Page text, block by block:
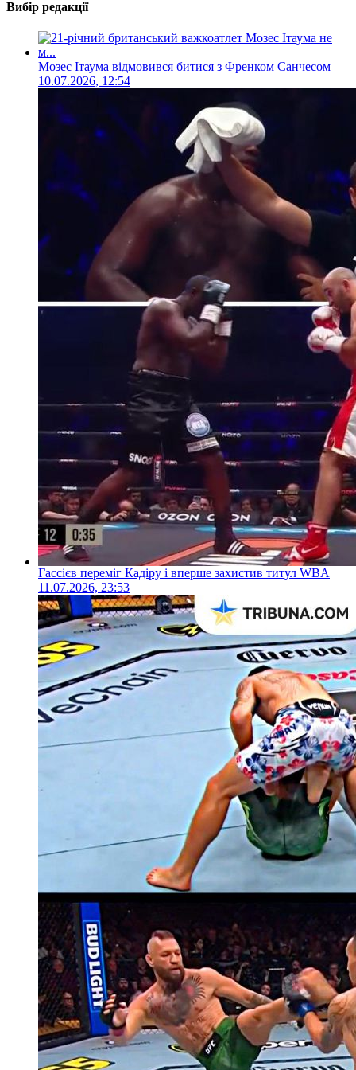
Вибір редакції
Мозес Ітаума відмовився битися з Френком Санчесом
10.07.2026, 12:54
Гассієв переміг Кадіру і вперше захистив титул WBA
11.07.2026, 23:53